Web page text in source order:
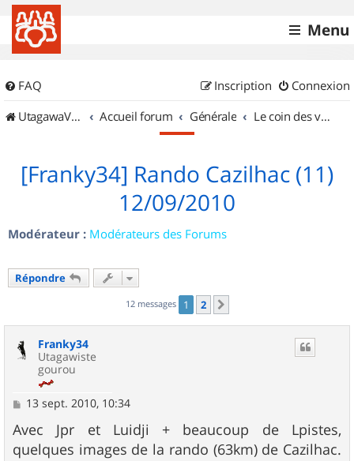
Menu
FAQ Connexion
Inscription
UtagawaVTT (Randos VTT et VTTAE avec traces GPS)
Accueil forum Générale Le coin des vidéastes
[Franky34] Rando Cazilhac (11)
12/09/2010
Modérateur : Modérateurs des Forums
Répondre
12 messages 1 2
Franky34
Utagawiste
gourou
M
s
s
a
13 sept. 2010, 10:34
Avec Jpr et Luidji + beaucoup de Lpistes,
quelques images de la rando (63km) de Cazilhac.